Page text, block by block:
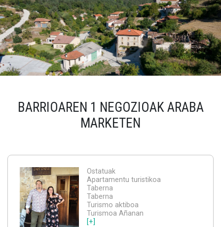
BARRIOAREN 1 NEGOZIOAK ARABA
MARKETEN
Ostatuak
Apartamentu turistikoa
Taberna
Taberna
Turismo aktiboa
Turismoa Añanan
[+]